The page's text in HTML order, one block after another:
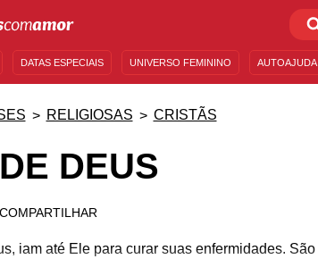
DATAS ESPECIAIS UNIVERSO FEMININO AUTOAJUDA
RELIGIOSAS CRISTÃS
DEUS
COMPARTILHAR
iam até Ele para curar suas enfermidades. São